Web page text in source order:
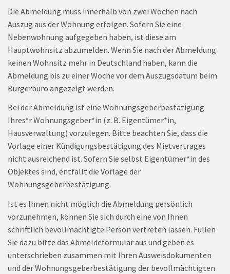
Die Abmeldung muss innerhalb von zwei Wochen nach
Auszug aus der Wohnung erfolgen. Sofern Sie eine
Nebenwohnung aufgegeben haben, ist diese am
Hauptwohnsitz abzumelden. Wenn Sie nach der Abmeldung
keinen Wohnsitz mehr in Deutschland haben, kann die
Abmeldung bis zu einer Woche vor dem Auszugsdatum beim
Bürgerbüro angezeigt werden.
Bei der Abmeldung ist eine Wohnungsgeberbestätigung
Ihres*r Wohnungsgeber*in (z. B. Eigentümer*in,
Hausverwaltung) vorzulegen. Bitte beachten Sie, dass die
Vorlage einer Kündigungsbestätigung des Mietvertrages
nicht ausreichend ist. Sofern Sie selbst Eigentümer*in des
Objektes sind, entfällt die Vorlage der
Wohnungsgeberbestätigung.
Ist es Ihnen nicht möglich die Abmeldung persönlich
vorzunehmen, können Sie sich durch eine von Ihnen
schriftlich bevollmächtigte Person vertreten lassen. Füllen
Sie dazu bitte das Abmeldeformular aus und geben es
unterschrieben zusammen mit Ihren Ausweisdokumenten
und der Wohnungsgeberbestätigung der bevollmächtigten